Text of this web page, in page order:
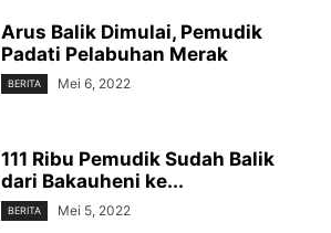
Arus Balik Dimulai, Pemudik
Padati Pelabuhan Merak
BERITA Mei 6, 2022
111 Ribu Pemudik Sudah Balik
dari Bakauheni ke...
BERITA Mei 5, 2022